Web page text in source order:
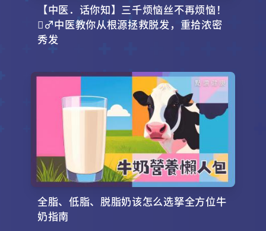
【中医．话你知】三千烦恼丝不再烦恼！
‍♂️中医教你从根源拯救脱发，重拾浓密
秀发
全脂、低脂、脱脂奶该怎么选拏全方位牛
奶指南